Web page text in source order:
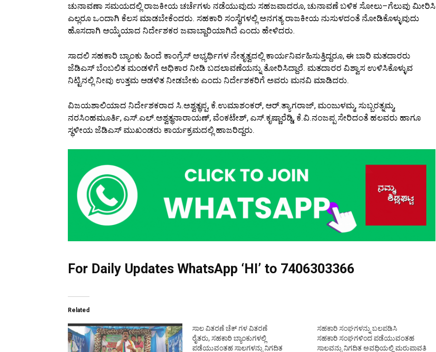
ಚುನಾವಣಾ ಸಮಯದಲ್ಲಿ ರಾಜಕೀಯ ಚರ್ಚೆಗಳು ನಡೆಯುವುದು ಸಹಜವಾದರೂ, ಚುನಾವಣೆ ಬಳಿಕ ಸೋಲು–ಗೆಲುವು ಮೀರಿಸಿ
ಎಲ್ಲರೂ ಒಂದಾಗಿ ಕೆಲಸ ಮಾಡಬೇಕೆಂದರು. ಸಹಕಾರಿ ಸಂಸ್ಥೆಗಳಲ್ಲಿ ಅನಗತ್ಯ ರಾಜಕೀಯ ನುಸುಳದಂತೆ ನೋಡಿಕೊಳ್ಳುವುದು
ಹೊಸದಾಗಿ ಆಯ್ಕೆಯಾದ ನಿರ್ದೇಶಕರ ಜವಾಬ್ದಾರಿಯಾಗಿದೆ ಎಂದು ಹೇಳಿದರು.
ಸಾದಲಿ ಸಹಕಾರಿ ಬ್ಯಾಂಕು ಹಿಂದೆ ಕಾಂಗ್ರೆಸ್ ಅಭ್ಯರ್ಥಿಗಳ ನೇತೃತ್ವದಲ್ಲಿ ಕಾರ್ಯನಿರ್ವಹಿಸುತ್ತಿದ್ದರೂ, ಈ ಬಾರಿ ಮತದಾರರು
ಜೆಡಿಎಸ್ ಬೆಂಬಲಿತ ಮಂಡಳಿಗೆ ಅಧಿಕಾರ ನೀಡಿ ಬದಲಾವಣೆಯನ್ನು ತೋರಿಸಿದ್ದಾರೆ. ಮತದಾರರ ವಿಶ್ವಾಸ ಉಳಿಸಿಕೊಳ್ಳುವ
ನಿಟ್ಟಿನಲ್ಲಿ ನೀವು ಉತ್ತಮ ಆಡಳಿತ ನೀಡಬೇಕು ಎಂದು ನಿರ್ದೇಶಕರಿಗೆ ಅವರು ಮನವಿ ಮಾಡಿದರು.
ವಿಜಯಶಾಲಿಯಾದ ನಿರ್ದೇಶಕರಾದ ಸಿ.ಅಶ್ವತ್ಥಪ್ಪ, ಕೆ.ಉಮಾಶಂಕರ್, ಆರ್.ತ್ಯಾಗರಾಜ್, ಮಂಜುಳಮ್ಮ, ಸುಬ್ಬರತ್ನಮ್ಮ,
ನರಸಿಂಹಮೂರ್ತಿ, ಎಸ್.ಎಲ್.ಅಶ್ವತ್ಥನಾರಾಯಣ್, ವೆಂಕಟೇಶ್, ಎಸ್.ಕೃಷ್ಣಾರೆಡ್ಡಿ, ಕೆ.ವಿ.ನಂಜಪ್ಪ ಸೇರಿದಂತೆ ಹಲವರು ಹಾಗೂ
ಸ್ಥಳೀಯ ಜೆಡಿಎಸ್ ಮುಖಂಡರು ಕಾರ್ಯಕ್ರಮದಲ್ಲಿ ಹಾಜರಿದ್ದರು.
For Daily Updates WhatsApp ‘HI’ to 7406303366
Related
ಸಾಲ ವಿತರಣೆ ಚೆಕ್ ಗಳ ವಿತರಣೆ
ರೈತರು, ಸಹಕಾರಿ ಬ್ಯಾಂಕುಗಳಲ್ಲಿ
ಪಡೆಯುವಂತಹ ಸಾಲಗಳನ್ನು ನಿಗದಿತ
ಸಹಕಾರಿ ಸಂಘಗಳನ್ನು ಬಲಪಡಿಸಿ
ಸಹಕಾರಿ ಸಂಘಗಳಿಂದ ಪಡೆಯುವಂತಹ
ಸಾಲವನ್ನು ನಿಗದಿತ ಅವಧಿಯಲ್ಲಿ ಮರುಪಾವತಿ